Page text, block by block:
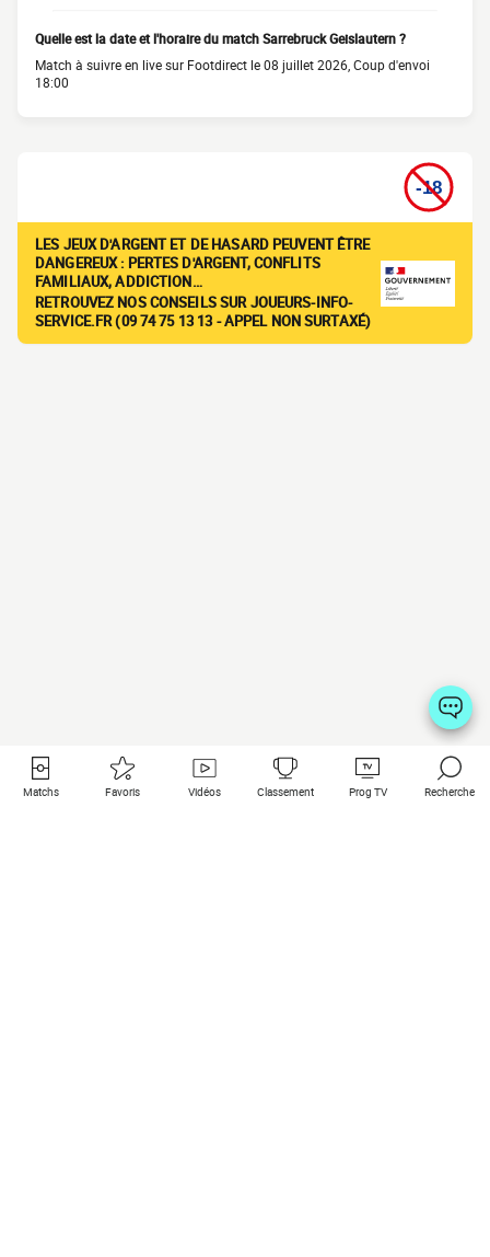
Quelle est la date et l'horaire du match Sarrebruck Geislautern ?
Match à suivre en live sur Footdirect le 08 juillet 2026, Coup d'envoi
18:00
LES JEUX D'ARGENT ET DE HASARD PEUVENT ÊTRE
DANGEREUX : PERTES D'ARGENT, CONFLITS
FAMILIAUX, ADDICTION…
RETROUVEZ NOS CONSEILS SUR JOUEURS-INFO-
SERVICE.FR (09 74 75 13 13 - APPEL NON SURTAXÉ)
Matchs Favoris Vidéos Classement Prog TV Recherche